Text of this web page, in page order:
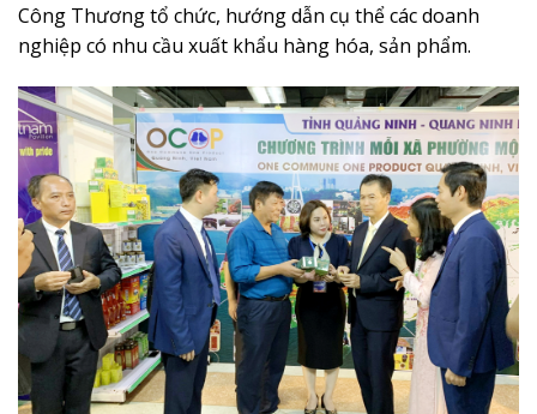
Công Thương tổ chức, hướng dẫn cụ thể các doanh
nghiệp có nhu cầu xuất khẩu hàng hóa, sản phẩm.